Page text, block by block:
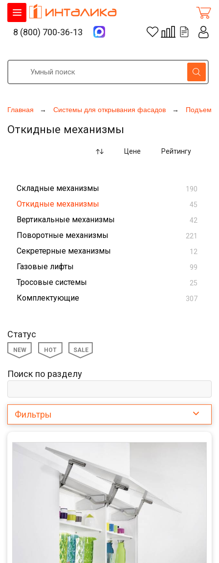
Главная Системы для открывания фасадов
Откидные механизмы
Цене Рейтингу
Складные механизмы 190
Откидные механизмы 45
Вертикальные механизмы 42
Поворотные механизмы 221
Секретерные механизмы 12
Газовые лифты 99
Тросовые системы 25
Комплектующие 307
Статус
NEW HOT SALE
Поиск по разделу
Фильтры
8 (800) 700-36-13